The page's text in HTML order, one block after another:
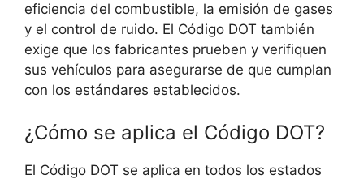
eficiencia del combustible, la emisión de gases
y el control de ruido. El Código DOT también
exige que los fabricantes prueben y verifiquen
sus vehículos para asegurarse de que cumplan
con los estándares establecidos.
¿Cómo se aplica el Código DOT?
El Código DOT se aplica en todos los estados